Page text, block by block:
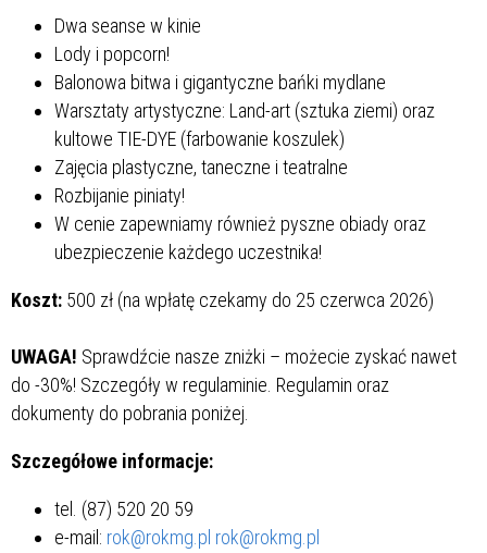
Dwa seanse w kinie
Lody i popcorn!
Balonowa bitwa i gigantyczne bańki mydlane
Warsztaty artystyczne: Land-art (sztuka ziemi) oraz
kultowe TIE-DYE (farbowanie koszulek)
Zajęcia plastyczne, taneczne i teatralne
Rozbijanie piniaty!
W cenie zapewniamy również pyszne obiady oraz
ubezpieczenie każdego uczestnika!
Koszt: 500 zł (na wpłatę czekamy do 25 czerwca 2026)
UWAGA! Sprawdźcie nasze zniżki – możecie zyskać nawet
do -30%! Szczegóły w regulaminie. Regulamin oraz
dokumenty do pobrania poniżej.
Szczegółowe informacje:
tel. (87) 520 20 59
e-mail: rok@rokmg.pl rok@rokmg.pl